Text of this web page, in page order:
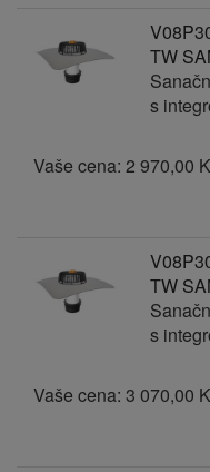
TW
s
Vaše cena: 2 970,00
TW
s
Vaše cena: 3 070,00